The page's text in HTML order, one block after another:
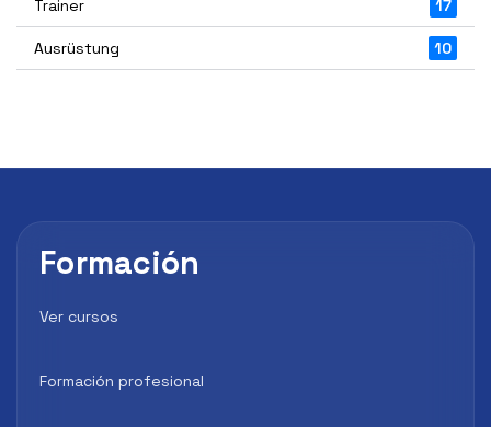
Trainer 17
Ausrüstung 10
Formación
Ver cursos
Formación profesional